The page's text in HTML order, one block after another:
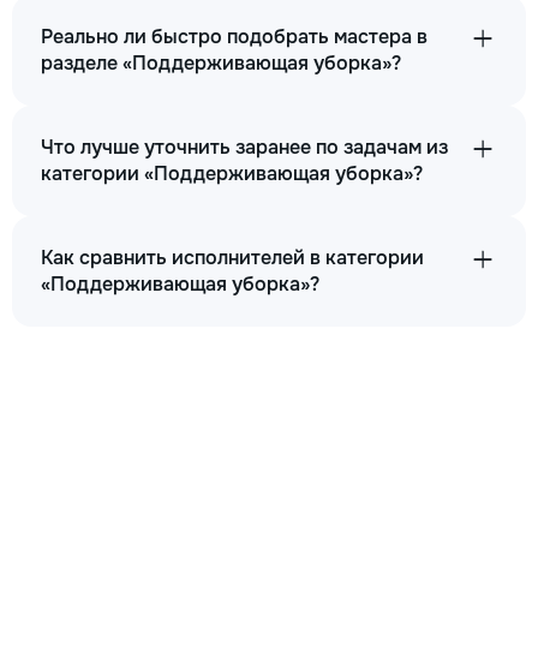
Реально ли быстро подобрать мастера в
разделе «Поддерживающая уборка»?
Что лучше уточнить заранее по задачам из
категории «Поддерживающая уборка»?
Как сравнить исполнителей в категории
«Поддерживающая уборка»?